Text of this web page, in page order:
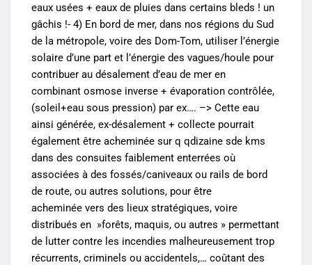
eaux usées + eaux de pluies dans certains bleds ! un
gâchis !- 4) En bord de mer, dans nos régions du Sud
de la métropole, voire des Dom-Tom, utiliser l’énergie
solaire d’une part et l’énergie des vagues/houle pour
contribuer au désalement d’eau de mer en
combinant osmose inverse + évaporation contrôlée,
(soleil+eau sous pression) par ex…. –> Cette eau
ainsi générée, ex-désalement + collecte pourrait
également être acheminée sur q qdizaine sde kms
dans des consuites faiblement enterrées où
associées à des fossés/caniveaux ou rails de bord
de route, ou autres solutions, pour être
acheminée vers des lieux stratégiques, voire
distribués en »forêts, maquis, ou autres » permettant
de lutter contre les incendies malheureusement trop
récurrents, criminels ou accidentels,… coûtant des